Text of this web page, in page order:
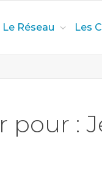
Le Réseau Les
: